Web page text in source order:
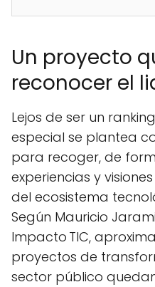
Un proyecto
reconocer el
Lejos de ser un
especial se plantea
para recoger, de
experiencias y
del ecosistema
Según Mauricio
Impacto TIC,
proyectos de
sector público